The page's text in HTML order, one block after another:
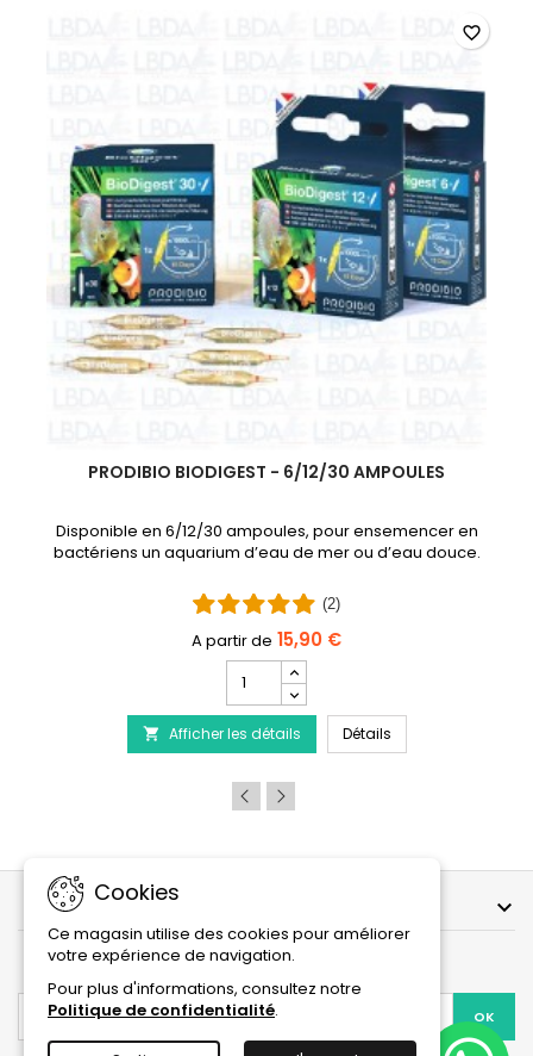
PRODIBIO BIODIGEST - 6/12/30 AMPOULES
Disponible en 6/12/30 ampoules, pour ensemencer en
bactériens un aquarium d’eau de mer ou d’eau douce.
(2)
15,90 €
quantité
du
produit
PRODIBIO
BioDigest
 Afficher les détails DétailsPRODIBIO
favorite_border

Cookies
Ce magasin utilise des cookies pour améliorer
votre expérience de navigation.
Pour plus d'informations, consultez notre
Politique de confidentialité.
LETTRE D'INFORMATIONS